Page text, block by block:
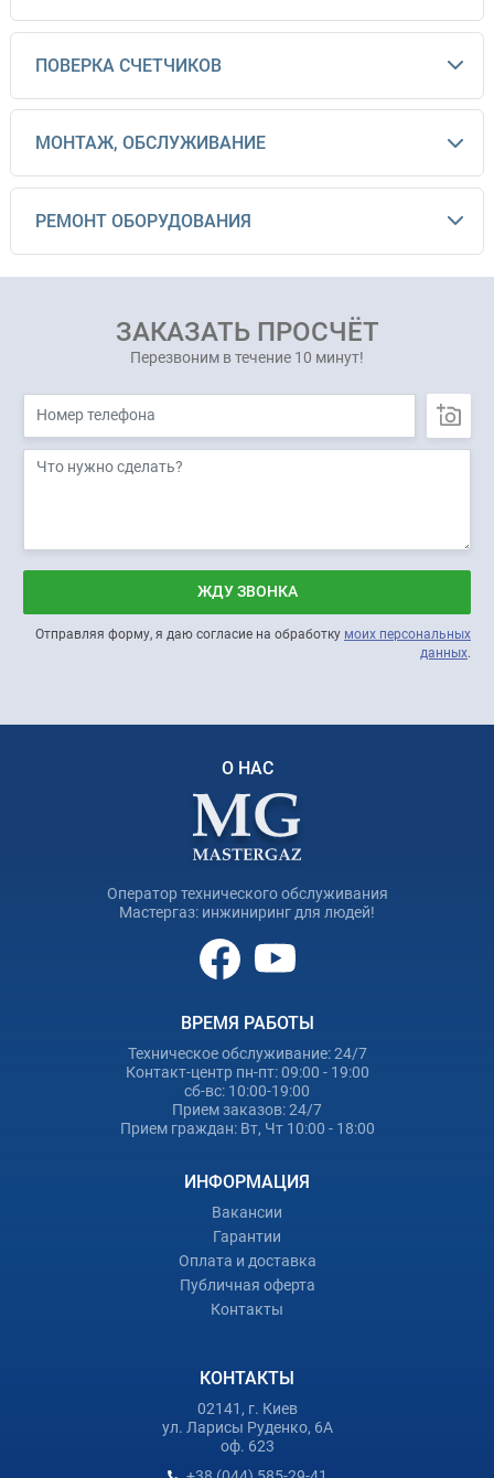
ПОВЕРКА СЧЕТЧИКОВ
МОНТАЖ, ОБСЛУЖИВАНИЕ
РЕМОНТ ОБОРУДОВАНИЯ
ЗАКАЗАТЬ ПРОСЧЁТ
Перезвоним в течение 10 минут!
ЖДУ ЗВОНКА
Отправляя форму, я даю согласие на обработку моих персональных
данных.
О НАС
Оператор технического обслуживания
Мастергаз: инжиниринг для людей!
ВРЕМЯ РАБОТЫ
Техническое обслуживание: 24/7
Контакт-центр пн-пт: 09:00 - 19:00
сб-вс: 10:00-19:00
Прием заказов: 24/7
Прием граждан: Вт, Чт 10:00 - 18:00
ИНФОРМАЦИЯ
Вакансии
Гарантии
Оплата и доставка
Публичная оферта
Контакты
КОНТАКТЫ
02141, г. Киев
ул. Ларисы Руденко, 6А
оф. 623